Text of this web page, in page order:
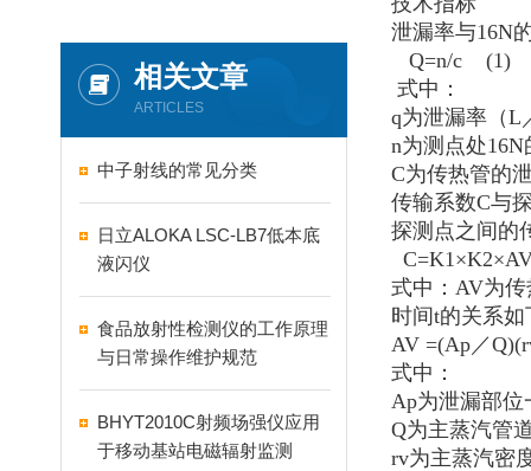
相关文章
ARTICLES
中子射线的常见分类
日立ALOKA LSC-LB7低本底
液闪仪
食品放射性检测仪的工作原理
与日常操作维护规范
BHYT2010C射频场强仪应用
于移动基站电磁辐射监测
泄漏率与16N
Q=n/c (1)
式中：
q为泄漏率（L
n为测点处16N
C为传热管的
传输系数C与
探测点之间的
C=K1
式中：AV为
时间t的关系如
AV =(Ap／
式中：
Ap为泄漏部位
Q为主蒸汽管
rv为主蒸汽密